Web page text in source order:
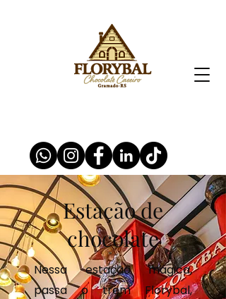
Estação de
chocolate
Nessa estação mágica,
passa o trem Florybal,